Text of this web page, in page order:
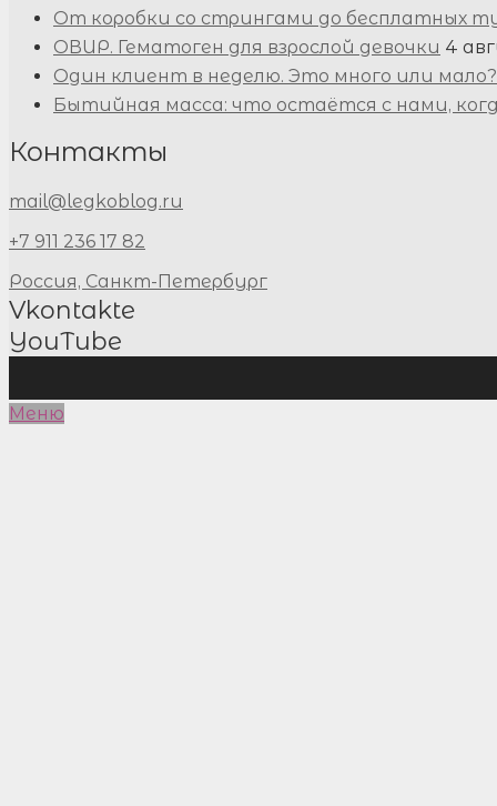
От коробки со стрингами до бесплатных
ОВИР. Гематоген для взрослой девочки 4
Один клиент в неделю. Это много или мало?
Бытийная масса: что остаётся с нами,
Контакты
mail@legkoblog.ru
+7 911 236 17 82
Россия, Санкт-Петербург
Vkontakte
YouTube
Меню